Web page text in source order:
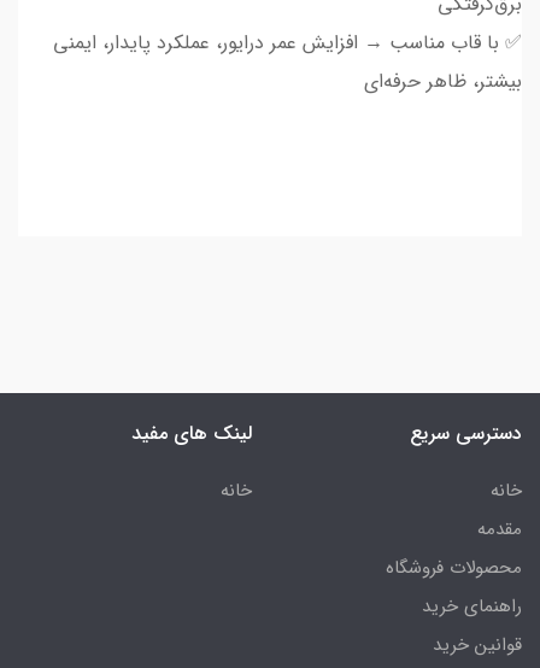
✅ با قاب مناسب → افزایش عمر درایور، عملکرد پایدار، ایمنی
بیشتر، ظاهر حرفه‌ای
دسترسی سریع
خانه
مقدمه
محصولات فروشگاه
راهنمای خرید
قوانین خرید
لینک های مفید
خانه